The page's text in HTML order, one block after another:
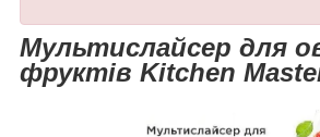
Мультислайсер для
фруктів Kitchen